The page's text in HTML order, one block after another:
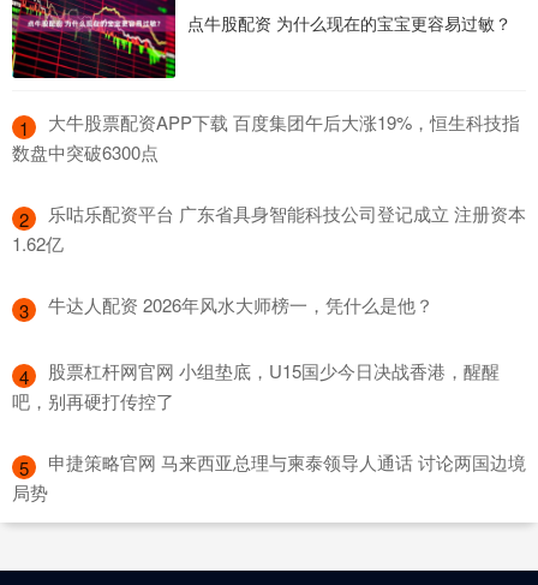
点牛股配资 为什么现在的宝宝更容易过敏？
1
​大牛股票配资APP下载 百度集团午后大涨19%，恒生科技指
数盘中突破6300点
2
​乐咕乐配资平台 广东省具身智能科技公司登记成立 注册资本
1.62亿
3 ​牛达人配资 2026年风水大师榜一，凭什么是他？
4
​股票杠杆网官网 小组垫底，U15国少今日决战香港，醒醒
吧，别再硬打传控了
5
​申捷策略官网 马来西亚总理与柬泰领导人通话 讨论两国边境
局势